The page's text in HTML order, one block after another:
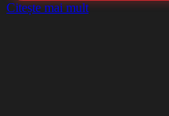
Citește mai mult